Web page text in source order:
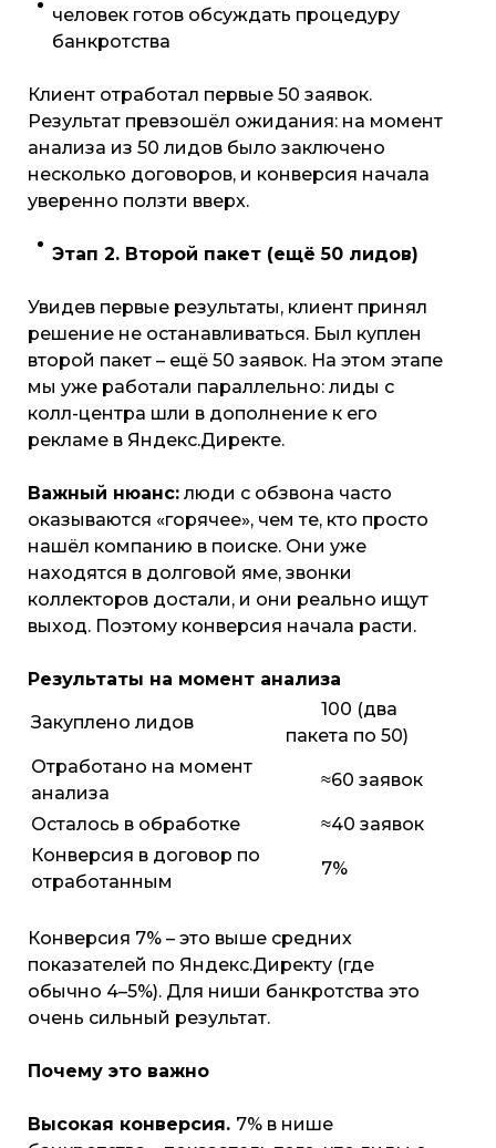
человек готов обсуждать процедуру
банкротства
Клиент отработал первые 50 заявок.
Результат превзошёл ожидания: на момент
анализа из 50 лидов было заключено
несколько договоров, и конверсия начала
уверенно ползти вверх.
Этап 2. Второй пакет (ещё 50 лидов)
Увидев первые результаты, клиент принял
решение не останавливаться. Был куплен
второй пакет – ещё 50 заявок. На этом этапе
мы уже работали параллельно: лиды с
колл-центра шли в дополнение к его
рекламе в Яндекс.Директе.
Важный нюанс: люди с обзвона часто
оказываются «горячее», чем те, кто просто
нашёл компанию в поиске. Они уже
находятся в долговой яме, звонки
коллекторов достали, и они реально ищут
выход. Поэтому конверсия начала расти.
Результаты на момент анализа
Закуплено лидов
100 (два
пакета по 50)
Отработано на момент
анализа
≈60 заявок
Осталось в обработке
≈40 заявок
Конверсия в договор по
отработанным
7%
Конверсия 7% – это выше средних
показателей по Яндекс.Директу (где
обычно 4–5%). Для ниши банкротства это
очень сильный результат.
Почему это важно
Высокая конверсия. 7% в нише